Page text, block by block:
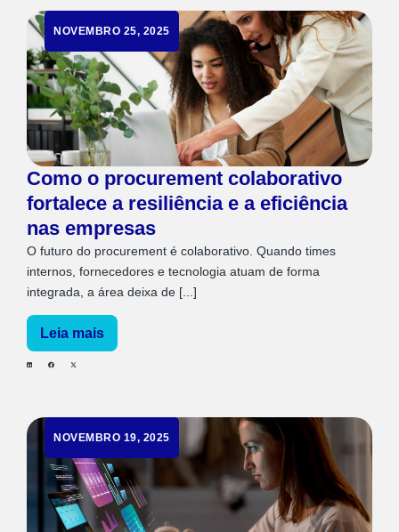
NOVEMBRO 25, 2025
Como o procurement colaborativo
fortalece a resiliência e a eficiência
nas empresas
O futuro do procurement é colaborativo. Quando times
internos, fornecedores e tecnologia atuam de forma
integrada, a área deixa de [...]
Leia mais
NOVEMBRO 19, 2025